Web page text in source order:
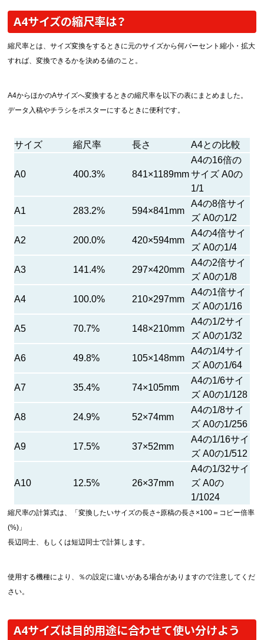
A4サイズの縮尺率は？
縮尺率とは、サイズ変換をするときに元のサイズから何パーセント縮小・拡大
すれば、変換できるかを決める値のこと。
A4からほかのAサイズへ変換するときの縮尺率を以下の表にまとめました。
データ入稿やチラシをポスターにするときに便利です。
サイズ 縮尺率 長さ A4との比較
A0 400.3% 841×1189mm
A4の16倍の
サイズ A0の
1/1
A1 283.2% 594×841mm
A4の8倍サイ
ズ A0の1/2
A2 200.0% 420×594mm
A4の4倍サイ
ズ A0の1/4
A3 141.4% 297×420mm
A4の2倍サイ
ズ A0の1/8
A4 100.0% 210×297mm
A4の1倍サイ
ズ A0の1/16
A5 70.7% 148×210mm
A4の1/2サイ
ズ A0の1/32
A6 49.8% 105×148mm
A4の1/4サイ
ズ A0の1/64
A7 35.4% 74×105mm
A4の1/6サイ
ズ A0の1/128
A8 24.9% 52×74mm
A4の1/8サイ
ズ A0の1/256
A9 17.5% 37×52mm
A4の1/16サイ
ズ A0の1/512
A10 12.5% 26×37mm
A4の1/32サイ
ズ A0の
1/1024
縮尺率の計算式は、「変換したいサイズの長さ÷原稿の長さ×100＝コピー倍率
(%)」
長辺同士、もしくは短辺同士で計算します。
使用する機種により、％の設定に違いがある場合がありますので注意してくだ
さい。
A4サイズは目的用途に合わせて使い分けよう